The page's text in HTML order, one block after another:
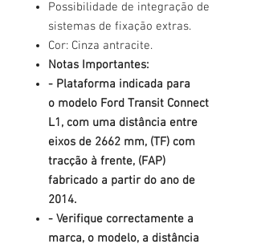
Possibilidade de integração de
sistemas de fixação extras.
Cor: Cinza antracite.
Notas Importantes:
- Plataforma indicada para
o modelo Ford Transit Connect
L1, com uma distância entre
eixos de 2662 mm, (TF) com
tracção à frente, (FAP)
fabricado a partir do ano de
2014.
- Verifique correctamente a
marca, o modelo, a distância